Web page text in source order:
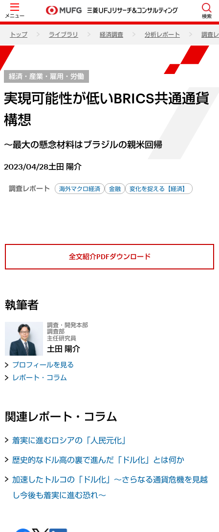
メニュー 検索
トップ ライブラリ 経済調査 分析レポート 調査
経済・産業・雇用・労働
実現可能性が低いBRICS共通通貨
構想
～最大の懸念材料はブラジルの親米回帰
2023/04/28土田 陽介
調査レポート 海外マクロ経済 金融 変化を捉える【経済】
全文紹介PDFダウンロード
執筆者
調査・開発本部
調査部
主任研究員
土田 陽介
プロフィールを見る
レポート・コラム
関連レポート・コラム
着実に進むロシアの「人民元化」
歴史的なドル高の裏で進んだ「ドル化」とは何か
加速したトルコの「ドル化」～さらなる通貨危機を見越
し今後も着実に進む恐れ～